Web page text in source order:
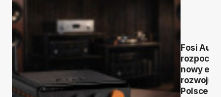
Fosi
nowy
rozwoju
Polsce